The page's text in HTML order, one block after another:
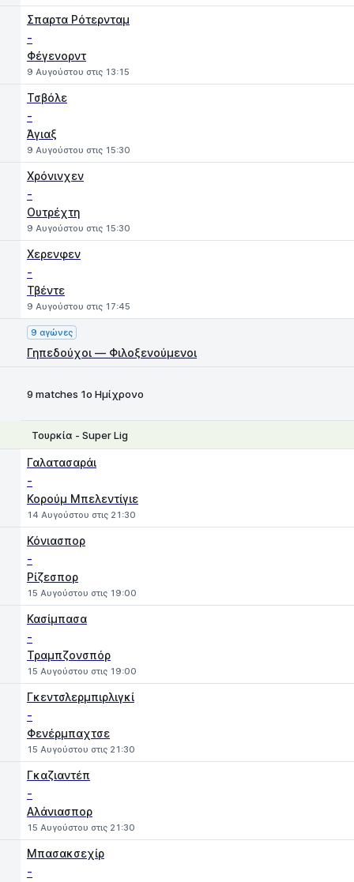
Σπαρτα Ρότερνταμ
-
Φέγενορντ
9 Αυγούστου στις 13:15
Τσβόλε
-
Άγιαξ
9 Αυγούστου στις 15:30
Χρόνινχεν
-
Ουτρέχτη
9 Αυγούστου στις 15:30
Χερενφεν
-
Τβέντε
9 Αυγούστου στις 17:45
9 αγώνες
Γηπεδούχοι — Φιλοξενούμενοι
9 matches 1ο Ημίχρονο
Τουρκία - Super Lig
Γαλατασαράι
-
Κορούμ Μπελεντίγιε
14 Αυγούστου στις 21:30
Κόνιασπορ
-
Ρίζεσπορ
15 Αυγούστου στις 19:00
Κασίμπασα
-
Τραμπζονσπόρ
15 Αυγούστου στις 19:00
Γκεντσλερμπιρλιγκί
-
Φενέρμπαχτσε
15 Αυγούστου στις 21:30
Γκαζιαντέπ
-
Αλάνιασπορ
15 Αυγούστου στις 21:30
Μπασακσεχίρ
-